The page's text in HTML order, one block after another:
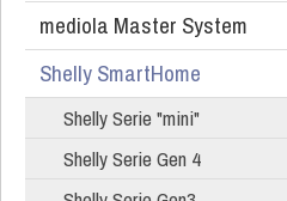
mediola Master System
Shelly SmartHome
Shelly Serie "mini"
Shelly Serie Gen 4